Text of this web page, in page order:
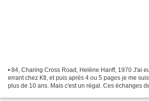
• 84, Charing Cross Road, Helène Hanff, 1970 J'ai
errant chez Ktl, et puis après 4 ou 5 pages je me
plus de 10 ans. Mais c'est un régal. Ces échanges